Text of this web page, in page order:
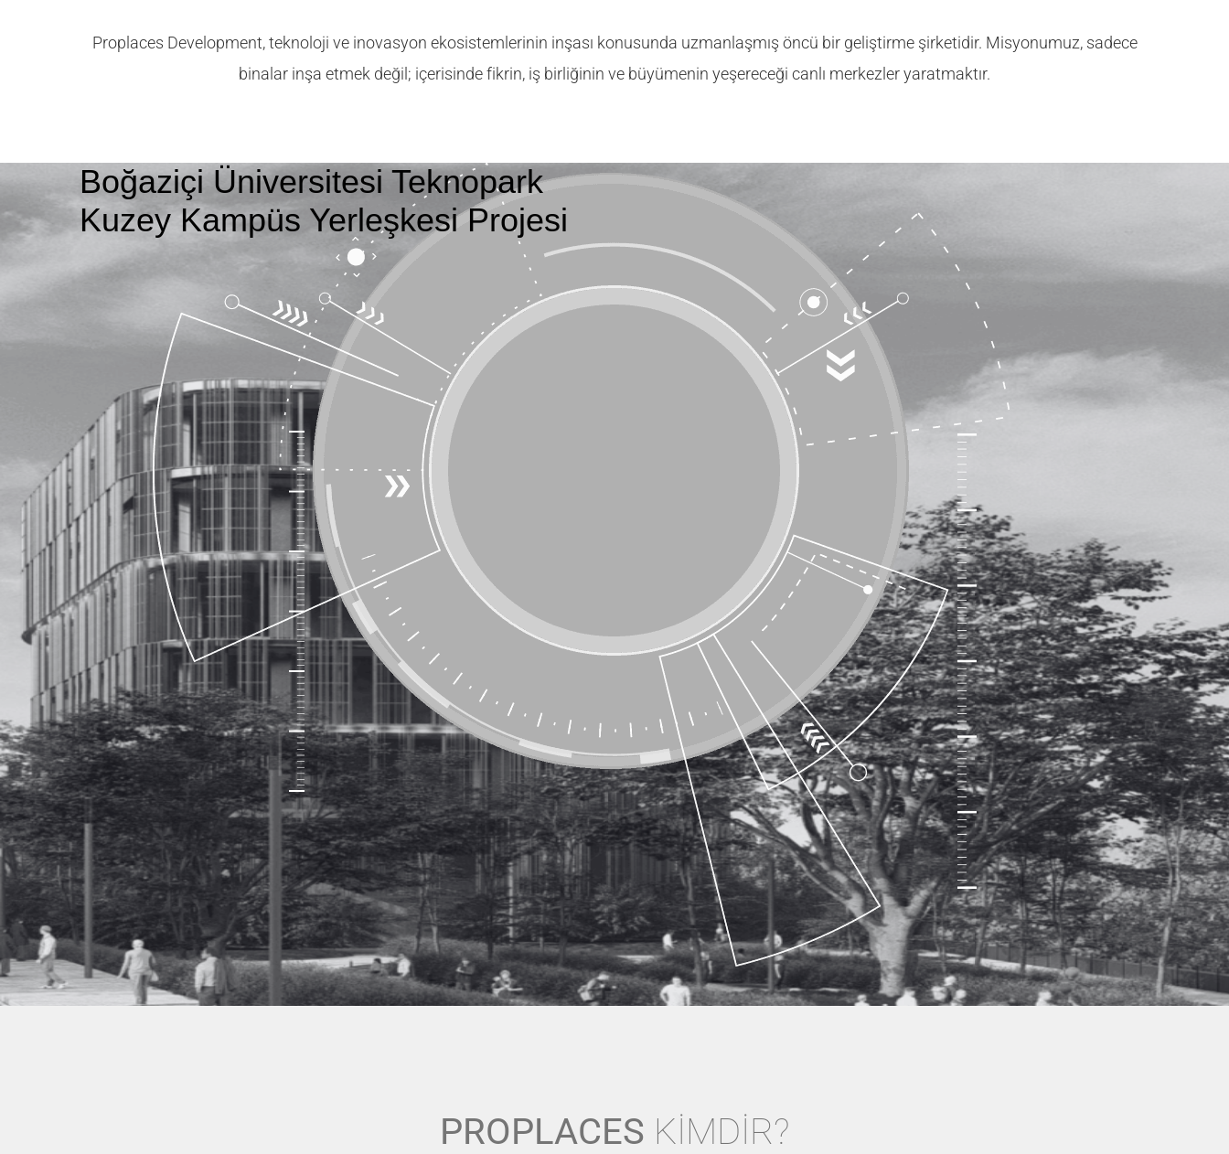
Proplaces Development, teknoloji ve inovasyon ekosistemlerinin inşası konusunda uzmanlaşmış öncü bir geliştirme şirketidir. Misyonumuz, sadece
binalar inşa etmek değil; içerisinde fikrin, iş birliğinin ve büyümenin yeşereceği canlı merkezler yaratmaktır.
Boğaziçi Üniversitesi Teknopark
Kuzey Kampüs Yerleşkesi Projesi
PROPLACES KİMDİR?